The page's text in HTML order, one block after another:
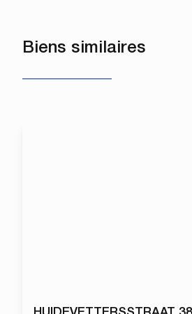
Biens similaires